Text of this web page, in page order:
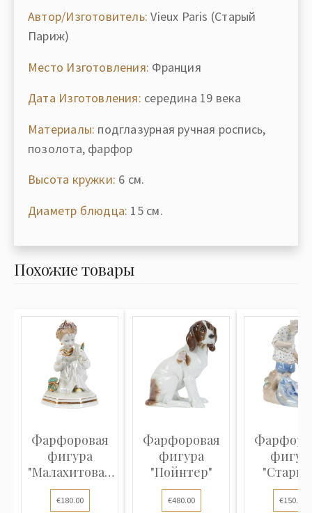
Автор/Изготовитель: Vieux Paris (Старый
Париж)
Место Изготовления: Франция
Дата Изготовления: середина 19 века
Материалы: подглазурная ручная роспись,
позолота, фарфор
Высота кружки: 6 см.
Диаметр блюдца: 15 см.
Похожие товары
Фарфоровая
фигура
"Малахитовая
шкатулка"
€180.00
Фарфоровая
фигура
"Пойнтер"
€480.00 €150.00